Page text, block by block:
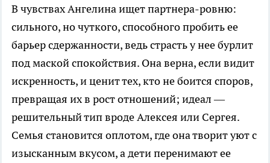
В чувствах Ангелина ищет партнера-ровню:
сильного, но чуткого, способного пробить ее
барьер сдержанности, ведь страсть у нее бурлит
под маской спокойствия. Она верна, если видит
искренность, и ценит тех, кто не боится споров,
превращая их в рост отношений; идеал —
решительный тип вроде Алексея или Сергея.
Семья становится оплотом, где она творит уют с
изысканным вкусом, а дети перенимают ее